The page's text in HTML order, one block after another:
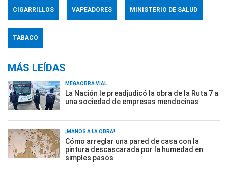
CIGARRILLOS VAPEADORES MINISTERIO DE SALUD
TABACO
MÁS LEÍDAS
MEGAOBRA VIAL
La Nación le preadjudicó la obra de la Ruta 7 a
una sociedad de empresas mendocinas
¡MANOS A LA OBRA!
Cómo arreglar una pared de casa con la
pintura descascarada por la humedad en
simples pasos